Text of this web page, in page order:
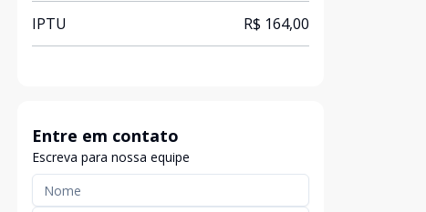
IPTU R$ 164,00
Entre em contato
Escreva para nossa equipe